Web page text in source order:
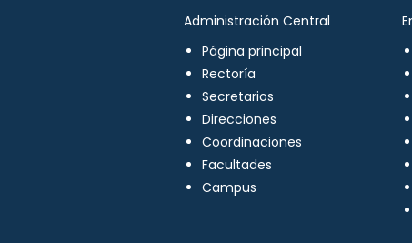
Administración Central
Página principal
Rectoría
Secretarios
Direcciones
Coordinaciones
Facultades
Campus